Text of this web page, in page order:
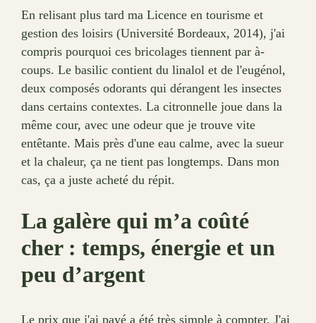
En relisant plus tard ma Licence en tourisme et
gestion des loisirs (Université Bordeaux, 2014), j'ai
compris pourquoi ces bricolages tiennent par à-
coups. Le basilic contient du linalol et de l'eugénol,
deux composés odorants qui dérangent les insectes
dans certains contextes. La citronnelle joue dans la
même cour, avec une odeur que je trouve vite
entêtante. Mais près d'une eau calme, avec la sueur
et la chaleur, ça ne tient pas longtemps. Dans mon
cas, ça a juste acheté du répit.
La galère qui m’a coûté
cher : temps, énergie et un
peu d’argent
Le prix que j'ai payé a été très simple à compter. J'ai